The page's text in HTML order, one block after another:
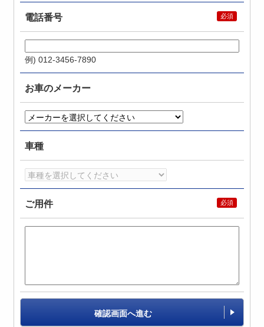
電話番号
例) 012-3456-7890
お車のメーカー
車種
ご用件
確認画面へ進む